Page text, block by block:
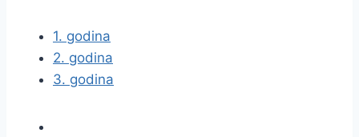
1. godina
2. godina
3. godina